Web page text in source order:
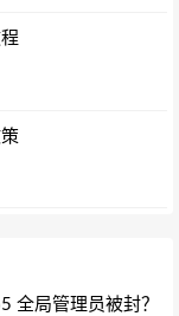
全局管理员被封？